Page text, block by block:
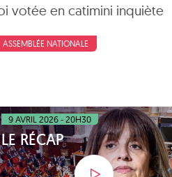
votée en catimini inquiète
ASSEMBLÉE NATIONALE
9 AVRIL 2026 - 20H30
LE RÉCAP